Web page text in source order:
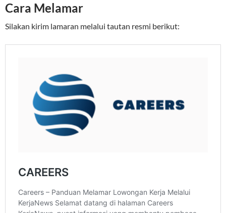
Cara Melamar
Silakan kirim lamaran melalui tautan resmi berikut: